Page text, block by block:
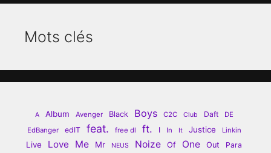
Mots clés
A Album Avenger Black Boys C2C Club Daft
DE
EdBanger
edIT feat. free dl ft. I In It Justice Linkin
Live Love Me Mr NEUS Noize Of One Out Para